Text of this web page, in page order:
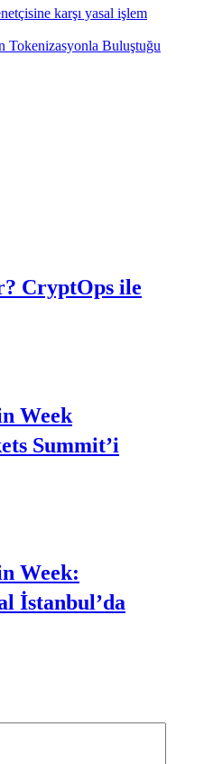
karşı yasal işlem
Tokenizasyonla Buluştuğu
CryptOps ile
Week
Summit’i
Week:
İstanbul’da